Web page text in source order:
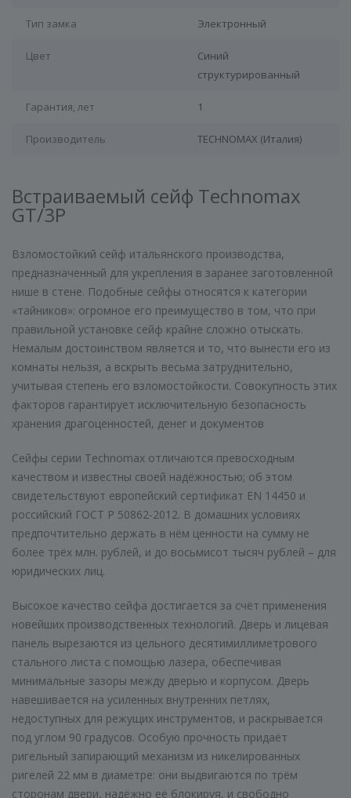
Тип замка Электронный
Цвет
Синий
структурированный
Гарантия, лет 1
Производитель TECHNOMAX (Италия)
Встраиваемый сейф Technomax
GT/3P
Взломостойкий сейф итальянского производства,
предназначенный для укрепления в заранее заготовленной
нише в стене. Подобные сейфы относятся к категории
«тайников»: огромное его преимущество в том, что при
правильной установке сейф крайне сложно отыскать.
Немалым достоинством является и то, что вынести его из
комнаты нельзя, а вскрыть весьма затруднительно,
учитывая степень его взломостойкости. Совокупность этих
факторов гарантирует исключительную безопасность
хранения драгоценностей, денег и документов
Сейфы серии Technomax отличаются превосходным
качеством и известны своей надёжностью; об этом
свидетельствуют европейский сертификат EN 14450 и
российский ГОСТ Р 50862-2012. В домашних условиях
предпочтительно держать в нём ценности на сумму не
более трёх млн. рублей, и до восьмисот тысяч рублей – для
юридических лиц.
Высокое качество сейфа достигается за счёт применения
новейших производственных технологий. Дверь и лицевая
панель вырезаются из цельного десятимиллиметрового
стального листа с помощью лазера, обеспечивая
минимальные зазоры между дверью и корпусом. Дверь
навешивается на усиленных внутренних петлях,
недоступных для режущих инструментов, и раскрывается
под углом 90 градусов. Особую прочность придаёт
ригельный запирающий механизм из никелированных
ригелей 22 мм в диаметре: они выдвигаются по трём
сторонам двери, надёжно её блокируя, и свободно